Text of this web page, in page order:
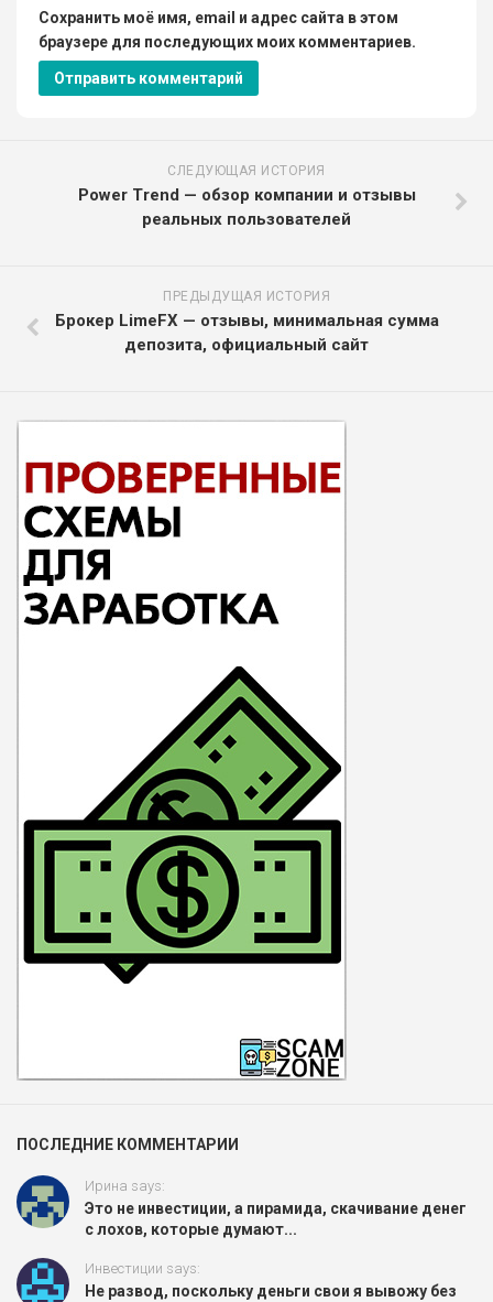
Сохранить моё имя, email и адрес сайта в этом
браузере для последующих моих комментариев.
СЛЕДУЮЩАЯ ИСТОРИЯ
Power Trend — обзор компании и отзывы
реальных пользователей
ПРЕДЫДУЩАЯ ИСТОРИЯ
Брокер LimeFX — отзывы, минимальная сумма
депозита, официальный сайт
ПОСЛЕДНИЕ КОММЕНТАРИИ
Ирина says:
Это не инвестиции, а пирамида, скачивание денег
с лохов, которые думают...
Инвестиции says:
Не развод, поскольку деньги свои я вывожу без